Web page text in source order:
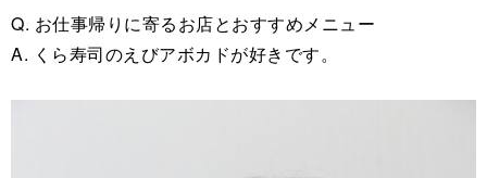
Q. お仕事帰りに寄るお店とおすすめメニュー
A. くら寿司のえびアボカドが好きです。